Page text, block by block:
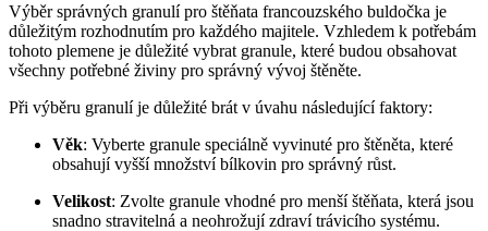
Výběr správných granulí pro štěňata francouzského buldočka je
důležitým rozhodnutím pro každého majitele. Vzhledem k potřebám
tohoto plemene je důležité vybrat granule, které budou obsahovat
všechny potřebné živiny pro správný vývoj štěněte.
Při výběru granulí je důležité brát v úvahu následující faktory:
Věk: Vyberte granule speciálně vyvinuté pro štěněta, které
obsahují vyšší množství bílkovin pro správný růst.
Velikost: Zvolte granule vhodné pro menší štěňata, která jsou
snadno stravitelná a neohrožují zdraví trávicího systému.